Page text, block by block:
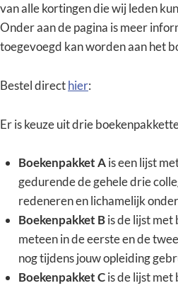
van alle kortingen die wij leden
Onder aan de pagina is meer
toegevoegd kan worden aan het
Bestel directhier:
Er is keuze uit drie
Boekenpakket Ais een lijst
gedurende de gehele drie
redeneren en lichamelijk
Boekenpakket Bis de lijst met
meteen in de eerste en de
nog tijdens jouw opleiding
Boekenpakket Cis de lijst met